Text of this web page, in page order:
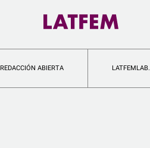
REDACCIÓN ABIERTA LATFEMLAB.